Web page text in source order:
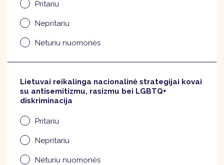
Pritariu
Nepritariu
Neturiu nuomonės
Lietuvai reikalinga nacionalinė strategijai kovai
su antisemitizmu, rasizmu bei LGBTQ+
diskriminacija
Pritariu
Nepritariu
Neturiu nuomonės